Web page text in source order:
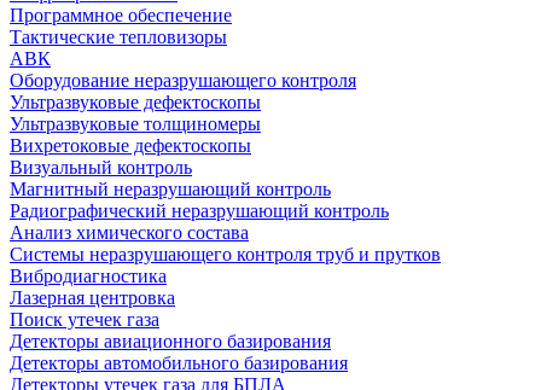
Программное обеспечение
Тактические тепловизоры
АВК
Оборудование неразрушающего контроля
Ультразвуковые дефектоскопы
Ультразвуковые толщиномеры
Вихретоковые дефектоскопы
Визуальный контроль
Магнитный неразрушающий контроль
Радиографический неразрушающий контроль
Анализ химического состава
Системы неразрушающего контроля труб и прутков
Вибродиагностика
Лазерная центровка
Поиск утечек газа
Детекторы авиационного базирования
Детекторы автомобильного базирования
Детекторы утечек газа для БПЛА